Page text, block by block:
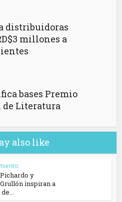
distribuidoras
millones a
bases Premio
de Literatura
also like
y
inspiran a